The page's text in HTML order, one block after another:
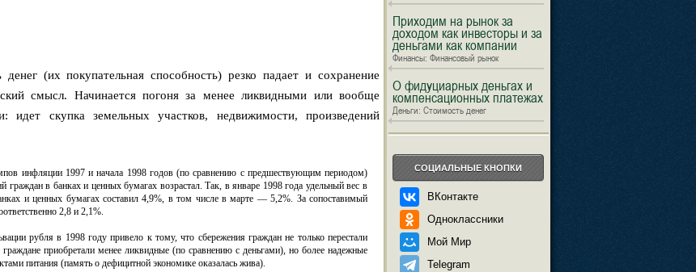
(их покупательная способность) резко падает и сохранение
смысл. Начинается погоня за менее ликвидными или вообще
идет скупка земельных участков, недвижимости, произведений
инфляции 1997 и начала 1998 годов (по сравнению с предшествующим периодом)
граждан в банках и ценных бумагах возрастал. Так, в январе 1998 года удельный вес в
и ценных бумагах составил 4,9%, в том числе в марте — 5,2%. За сопоставимый
2,8 и 2,1%.
рубля в 1998 году привело к тому, что сбережения граждан не только перестали
приобретали менее ликвидные (по сравнению с деньгами), но более надежные
питания (память о дефицитной экономике оказалась жива).
Приходим на рынок за
доходом как инвесторы и за
деньгами как компании
Финансы: Финансовый рынок
О фидуциарных деньгах и
компенсационных платежах
Деньги: Стоимость денег
СОЦИАЛЬНЫЕ КНОПКИ
ВКонтакте
Одноклассники
Мой Мир
Telegram